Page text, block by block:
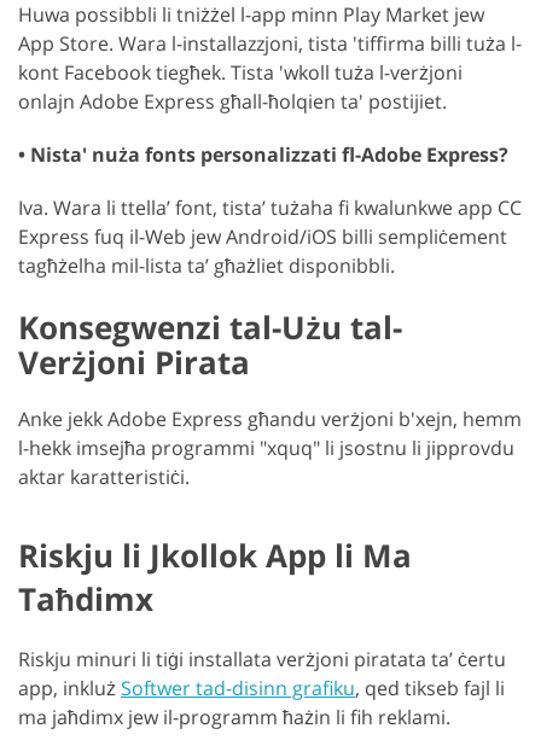
Huwa possibbli li tniżżel l-app minn Play Market jew
App Store. Wara l-installazzjoni, tista 'tiffirma billi tuża l-
kont Facebook tiegħek. Tista 'wkoll tuża l-verżjoni
onlajn Adobe Express għall-ħolqien ta' postijiet.
• Nista' nuża fonts personalizzati fl-Adobe Express?
Iva. Wara li ttella’ font, tista’ tużaha fi kwalunkwe app CC
Express fuq il-Web jew Android/iOS billi sempliċement
tagħżelha mil-lista ta’ għażliet disponibbli.
Konsegwenzi tal-Użu tal-
Verżjoni Pirata
Anke jekk Adobe Express għandu verżjoni b'xejn, hemm
l-hekk imsejħa programmi "xquq" li jsostnu li jipprovdu
aktar karatteristiċi.
Riskju li Jkollok App li Ma
Taħdimx
Riskju minuri li tiġi installata verżjoni piratata ta’ ċertu
app, inklużSoftwer tad-disinn grafiku, qed tikseb fajl li
ma jaħdimx jew il-programm ħażin li fih reklami.